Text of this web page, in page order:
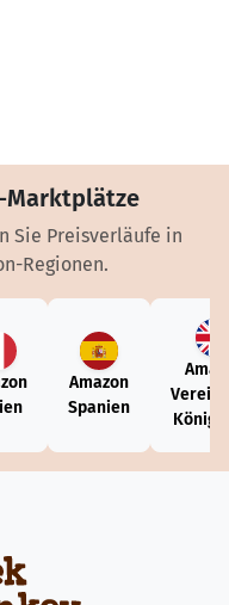
Marktplätze
Sie Preisverläufe in
Regionen.
Amazon
Spanien